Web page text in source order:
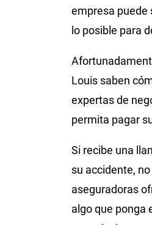
empresa puede
lo posible para
Louis saben
expertas de
permita pagar
Si recibe una
su accidente,
aseguradoras
algo que ponga